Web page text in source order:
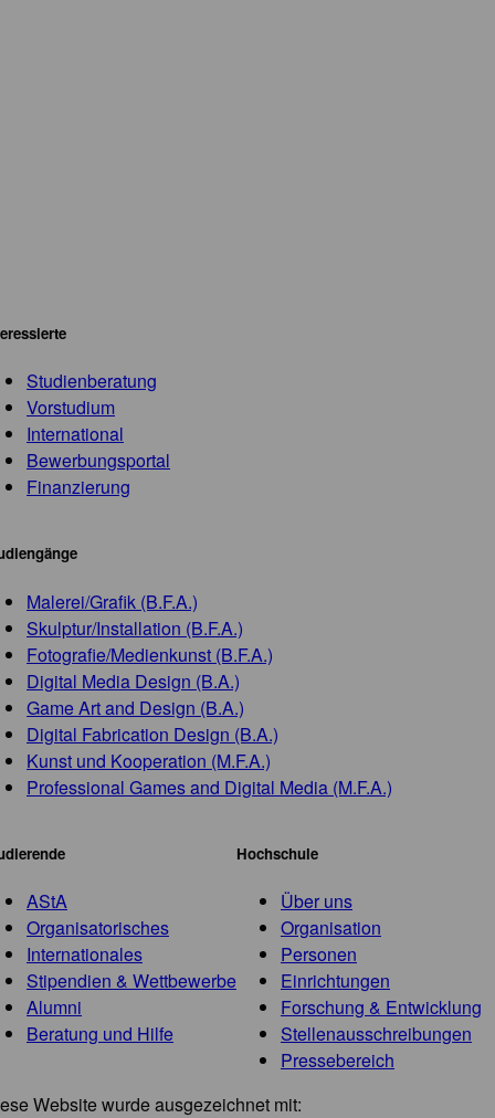
Studienberatung
Vorstudium
International
Bewerbungsportal
Finanzierung
Malerei/Grafik (B.F.A.)
Skulptur/Installation (B.F.A.)
Fotografie/Medienkunst (B.F.A.)
Digital Media Design (B.A.)
Game Art and Design (B.A.)
Digital Fabrication Design (B.A.)
Kunst und Kooperation (M.F.A.)
Professional Games and Digital Media (M.F.A.)
AStA
Organisatorisches
Internationales
Stipendien & Wettbewerbe
Alumni
Beratung und Hilfe
Hochschule
Über uns
Organisation
Personen
Einrichtungen
Forschung & Entwicklung
Stellenausschreibungen
Pressebereich
Website wurde ausgezeichnet mit: